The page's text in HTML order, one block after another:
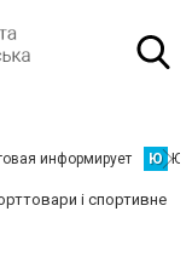
информирует Ю
і спортивне